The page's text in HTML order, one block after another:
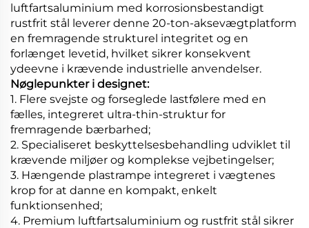
luftfartsaluminium med korrosionsbestandigt
rustfrit stål leverer denne 20-ton-aksevægtplatform
en fremragende strukturel integritet og en
forlænget levetid, hvilket sikrer konsekvent
ydeevne i krævende industrielle anvendelser.
Nøglepunkter i designet:
1. Flere svejste og forseglede lastfølere med en
fælles, integreret ultra-thin-struktur for
fremragende bærbarhed;
2. Specialiseret beskyttelsesbehandling udviklet til
krævende miljøer og komplekse vejbetingelser;
3. Hængende plastrampe integreret i vægtenes
krop for at danne en kompakt, enkelt
funktionsenhed;
4. Premium luftfartsaluminium og rustfrit stål sikrer